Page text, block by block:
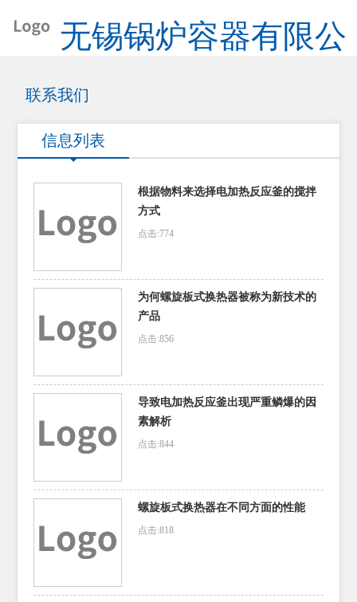
无锡锅炉容器有限公
司
联系我们
信息列表
根据物料来选择电加热反应釜的搅拌
方式
点击:774
为何螺旋板式换热器被称为新技术的
产品
点击:856
导致电加热反应釜出现严重鳞爆的因
素解析
点击:844
螺旋板式换热器在不同方面的性能
点击:818